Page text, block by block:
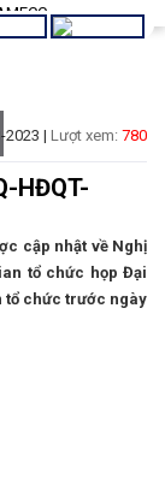
2023 | Lượt xem: 780
HĐQT-
cập nhật về Nghị
tổ chức họp Đại
tổ chức trước ngày